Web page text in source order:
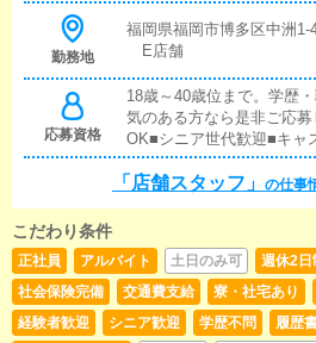
ベントや店舗運営など様
ます。【新規のお客様の
の向上】【キャストの方
Pに繋がる施策の提案を行
ト管理お店で働いていた
げるようにインターネット
PC更新業務ヘブンネット
舗情報更新作業を行って
本的にはボタンを押すだ
に文字が入力出来れば問
でも簡単にできます。■清
トの方に快適にお過ごしい
備品の管理・補充を行っ
勤務地
福岡県福岡市博多区中洲
E店舗
応募資格
18歳～40歳位まで。学歴
気のある方なら是非ご応
OK■シニア世代歓迎■キャ
「店舗スタッフ」 の仕事
こだわり条件
正社員 アルバイト 土日のみ可 週休2日
社会保険完備
交通費支給 寮・社宅あり
経験者歓迎
シニア歓迎 学歴不問 履歴